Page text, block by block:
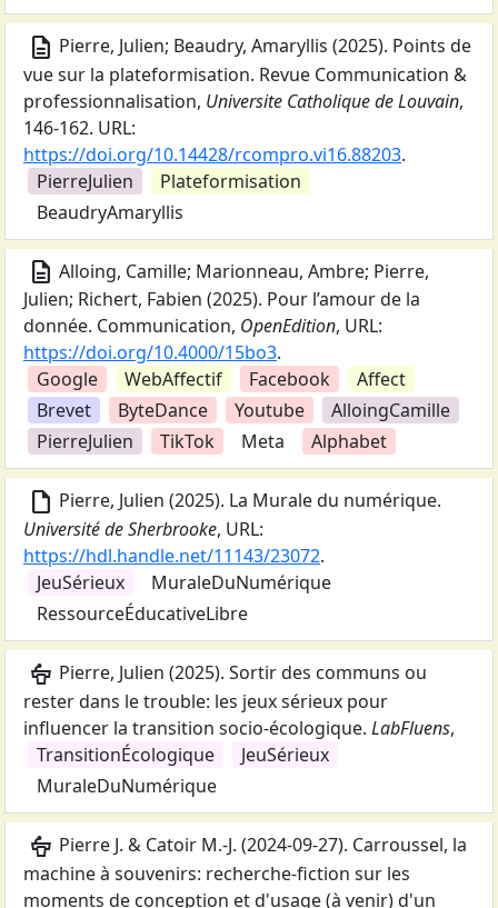
description Pierre, Julien; Beaudry, Amaryllis (2025). Points de
vue sur la plateformisation. Revue Communication &
professionnalisation, Universite Catholique de Louvain,
146-162. URL:
https://doi.org/10.14428/rcompro.vi16.88203.
PierreJulien
Plateformisation
BeaudryAmaryllis
description Alloing, Camille; Marionneau, Ambre; Pierre,
Julien; Richert, Fabien (2025). Pour l’amour de la
donnée. Communication, OpenEdition, URL:
https://doi.org/10.4000/15bo3.
Google
WebAffectif Facebook
Affect
Brevet
ByteDance Youtube
AlloingCamille
PierreJulien
TikTok Meta Alphabet
draft Pierre, Julien (2025). La Murale du numérique.
Université de Sherbrooke, URL:
https://hdl.handle.net/11143/23072.
JeuSérieux
MuraleDuNumérique
RessourceÉducativeLibre
podium Pierre, Julien (2025). Sortir des communs ou
rester dans le trouble: les jeux sérieux pour
influencer la transition socio-écologique. LabFluens,
TransitionÉcologique
JeuSérieux
MuraleDuNumérique
podium Pierre J. & Catoir M.-J. (2024-09-27). Carroussel, la
machine à souvenirs: recherche-fiction sur les
moments de conception et d'usage (à venir) d'un